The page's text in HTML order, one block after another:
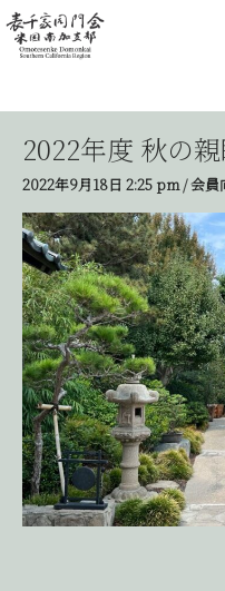
2022年度 秋の
2022年9月18日 2:25 pm/会員